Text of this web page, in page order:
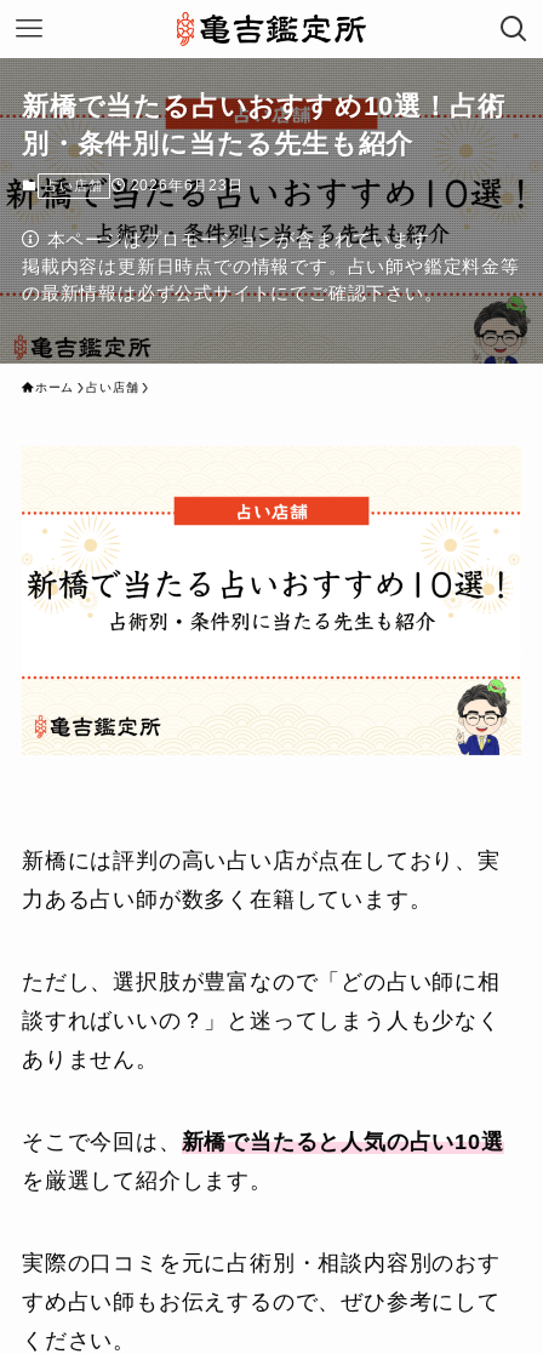
新橋で当たる占いおすすめ10選！占術
別・条件別に当たる先生も紹介
占い店舗 2026年6月23日
本ページはプロモーションが含まれています
掲載内容は更新日時点での情報です。占い師や鑑定料金等
の最新情報は必ず公式サイトにてご確認下さい。
ホーム 占い店舗
新橋には評判の高い占い店が点在しており、実
力ある占い師が数多く在籍しています。
ただし、選択肢が豊富なので「どの占い師に相
談すればいいの？」と迷ってしまう人も少なく
ありません。
そこで今回は、 新橋で当たると人気の占い10選
を厳選して紹介します。
実際の口コミを元に占術別・相談内容別のおす
すめ占い師もお伝えするので、ぜひ参考にして
ください。